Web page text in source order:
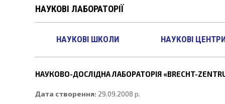
НАУКОВІ ЛАБОРАТОРІЇ
НАУКОВІ ШКОЛИ НАУКОВІ
НАУКОВО-ДОСЛІДНА ЛАБОРАТОРІЯ «BRECHT-
Дата створення: 29.09.2008 р.